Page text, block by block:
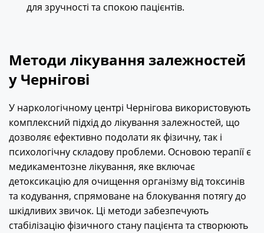
для зручності та спокою пацієнтів.
Методи лікування залежностей
у Чернігові
У наркологічному центрі Чернігова використовують
комплексний підхід до лікування залежностей, що
дозволяє ефективно подолати як фізичну, так і
психологічну складову проблеми. Основою терапії є
медикаментозне лікування, яке включає
детоксикацію для очищення організму від токсинів
та кодування, спрямоване на блокування потягу до
шкідливих звичок. Ці методи забезпечують
стабілізацію фізичного стану пацієнта та створюють